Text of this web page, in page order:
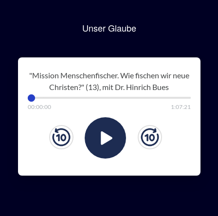
Unser Glaube
"Mission Menschenfischer. Wie fischen wir neue
Christen?" (13), mit Dr. Hinrich Bues
00:00:00 1:07:21